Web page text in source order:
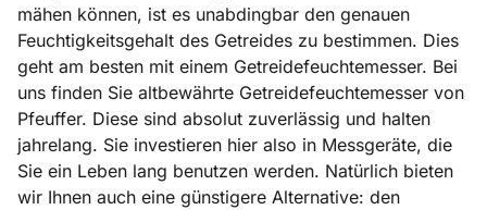
mähen können, ist es unabdingbar den genauen
Feuchtigkeitsgehalt des Getreides zu bestimmen. Dies
geht am besten mit einem Getreidefeuchtemesser. Bei
uns finden Sie altbewährte Getreidefeuchtemesser von
Pfeuffer. Diese sind absolut zuverlässig und halten
jahrelang. Sie investieren hier also in Messgeräte, die
Sie ein Leben lang benutzen werden. Natürlich bieten
wir Ihnen auch eine günstigere Alternative: den